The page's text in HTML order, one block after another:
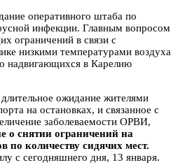
оперативного штаба по
инфекции. Главным вопросом
ограничений в связи с
низкими температурами воздуха
в Карелию
ожидание жителями
на остановках, и связанное с
заболеваемости ОРВИ,
о снятии ограничений на
по количеству сидячих мест.
с сегодняшнего дня, 13 января.